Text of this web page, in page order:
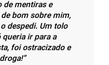
de mentiras e
bom sobre mim,
despedi. Um tolo
ir para a
foi ostracizado e